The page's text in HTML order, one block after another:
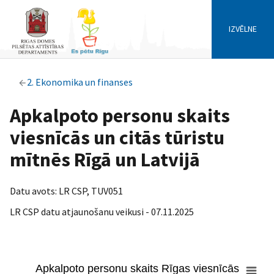
IZVĒLNE
2. Ekonomika un finanses
Apkalpoto personu skaits
viesnīcās un citās tūristu
mītnēs Rīgā un Latvijā
Datu avots: LR CSP, TUV051
LR CSP datu atjaunošanu veikusi - 07.11.2025
Apkalpoto personu skaits Rīgas viesnīcās